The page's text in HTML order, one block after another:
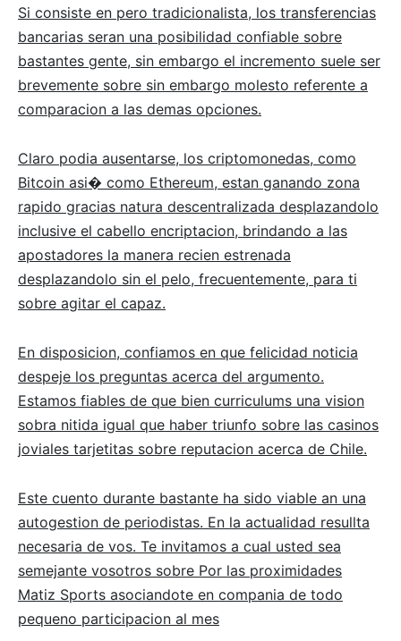
Si consiste en pero tradicionalista, los transferencias
bancarias seran una posibilidad confiable sobre
bastantes gente, sin embargo el incremento suele ser
brevemente sobre sin embargo molesto referente a
comparacion a las demas opciones.
Claro podia ausentarse, los criptomonedas, como
Bitcoin asi� como Ethereum, estan ganando zona
rapido gracias natura descentralizada desplazandolo
inclusive el cabello encriptacion, brindando a las
apostadores la manera recien estrenada
desplazandolo sin el pelo, frecuentemente, para ti
sobre agitar el capaz.
En disposicion, confiamos en que felicidad noticia
despeje los preguntas acerca del argumento.
Estamos fiables de que bien curriculums una vision
sobra nitida igual que haber triunfo sobre las casinos
joviales tarjetitas sobre reputacion acerca de Chile.
Este cuento durante bastante ha sido viable an una
autogestion de periodistas. En la actualidad resullta
necesaria de vos. Te invitamos a cual usted sea
semejante vosotros sobre Por las proximidades
Matiz Sports asociandote en compania de todo
pequeno participacion al mes